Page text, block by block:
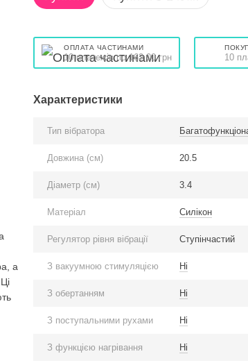
а
ОПЛАТА ЧАСТИНАМИ
10 платежів по 162.00 грн 10
Характеристики
Тип вібратора
Довжина (см) 20.5
Діаметр (см) 3.4
Матеріал Силікон
Регулятор рівня вібрації Ступінчастий
З вакуумною стимуляцією Ні
З обертанням Ні
З поступальними рухами Ні
З функцією нагрівання Ні